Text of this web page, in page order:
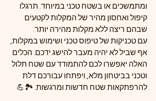
ומתמשכים או בשטח טכני במיוחד. תרגלו
קיפול ואחסון מהיר של המקלות לקטעים
שבהם ריצה ללא מקלות מהירה יותר.
עם טכניקות של טיפוס טכני ושימוש במקלות,
אף שביל לא יהיה מעבר להישג ידכם. הכלים
האלה יאפשרו לכם להתמודד עם שטח תלול
וטכני בביטחון מלא, ויפתחו עבורכם דלת
להרפתקאות שטח חדשות ומרגשות. 🏞️💪